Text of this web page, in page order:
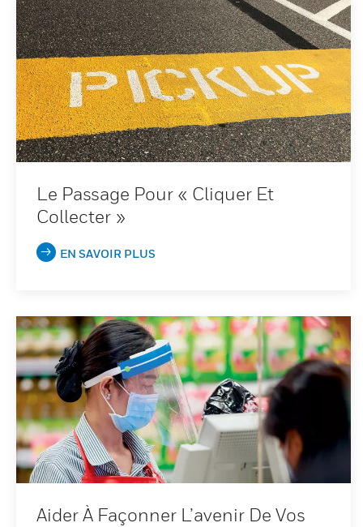
Le Passage Pour « Cliquer Et
Collecter »
EN SAVOIR PLUS
Aider À Façonner L’avenir De Vos